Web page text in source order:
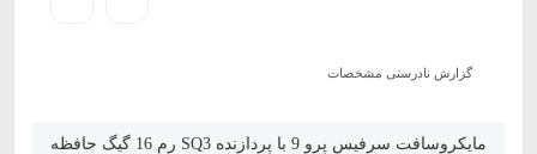
گزارش نادرستی مشخصات
مایکروسافت سرفیس پرو 9 با پردازنده SQ3 رم 16 گیگ حافظه